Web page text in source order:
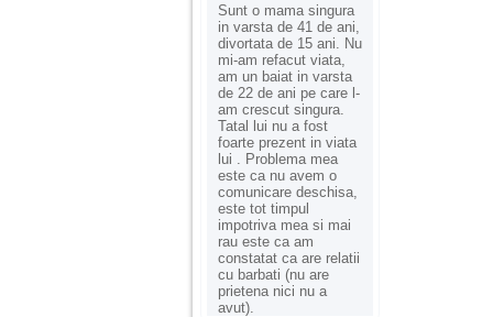
Sunt o mama singura
in varsta de 41 de ani,
divortata de 15 ani. Nu
mi-am refacut viata,
am un baiat in varsta
de 22 de ani pe care l-
am crescut singura.
Tatal lui nu a fost
foarte prezent in viata
lui . Problema mea
este ca nu avem o
comunicare deschisa,
este tot timpul
impotriva mea si mai
rau este ca am
constatat ca are relatii
cu barbati (nu are
prietena nici nu a
avut).